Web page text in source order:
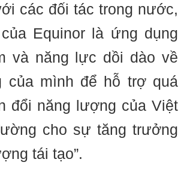
các đối tác trong nước,
Equinor là ứng dụng
và năng lực dồi dào về
của mình để hỗ trợ quá
đổi năng lượng của Việt
cho sự tăng trưởng
tái tạo”.